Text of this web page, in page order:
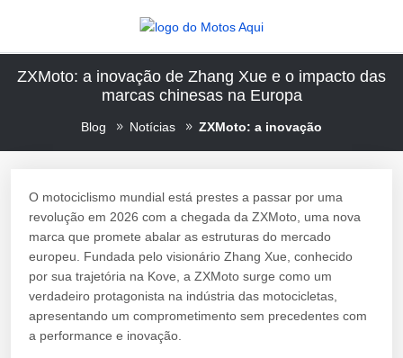
ZXMoto: a inovação de Zhang Xue e o impacto das
marcas chinesas na Europa
Blog Notícias ZXMoto: a inovação
O motociclismo mundial está prestes a passar por uma
revolução em 2026 com a chegada da ZXMoto, uma nova
marca que promete abalar as estruturas do mercado
europeu. Fundada pelo visionário Zhang Xue, conhecido
por sua trajetória na Kove, a ZXMoto surge como um
verdadeiro protagonista na indústria das motocicletas,
apresentando um comprometimento sem precedentes com
a performance e inovação.